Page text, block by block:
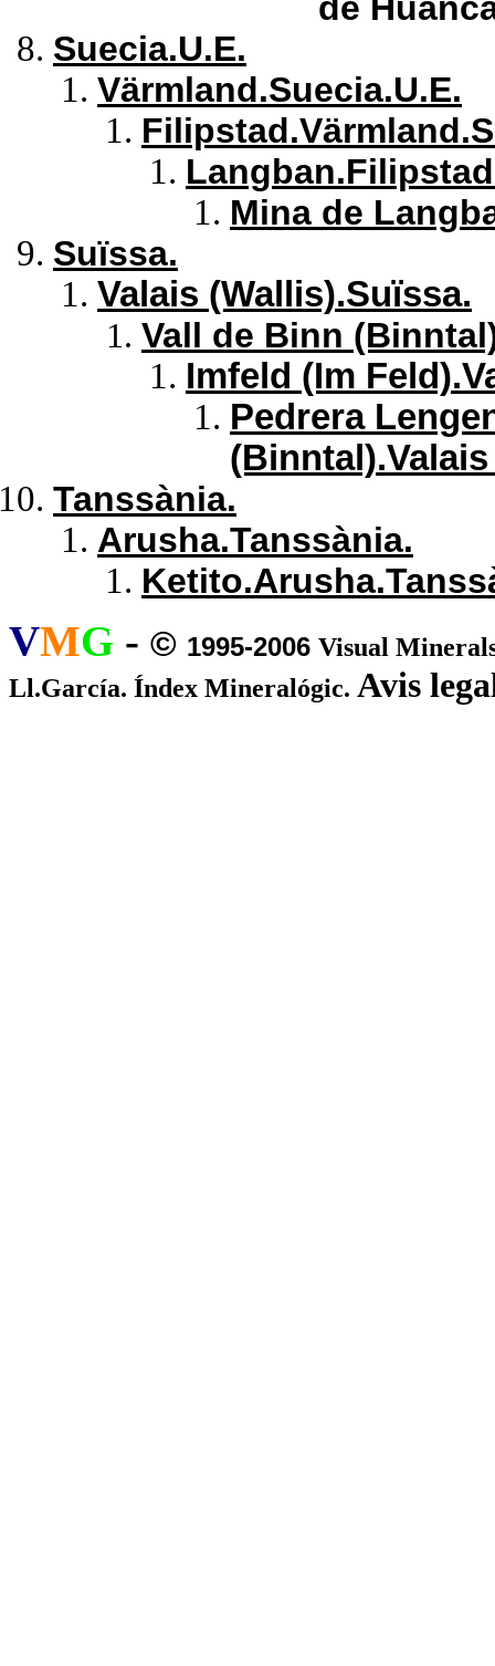
Suecia.U.E.
Värmland.Suecia.U.E.
Mina de
Suïssa.
Valais (Wallis).Suïssa.
Vall de Binn
Imfeld (Im
Pedrera
Tanssània.
Arusha.Tanssània.
VMG - © 1995-2006 Visual
Ll.García. Índex Mineralógic. Avis